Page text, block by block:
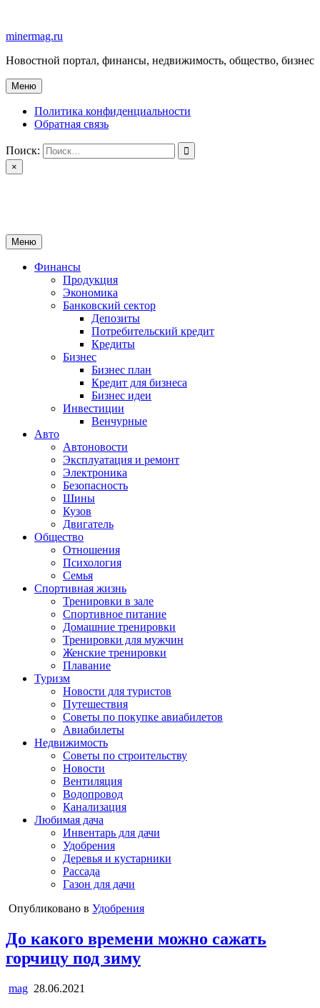
содержимому
minermag.ru
Новостной портал, финансы, недвижимость, общество, бизнес
Меню
Политика конфиденциальности
Обратная связь
Поиск:
×
Меню
Финансы
Продукция
Экономика
Банковский сектор
Депозиты
Потребительский кредит
Кредиты
Бизнес
Бизнес план
Кредит для бизнеса
Бизнес идеи
Инвестиции
Венчурные
Авто
Автоновости
Эксплуатация и ремонт
Электроника
Безопасность
Шины
Кузов
Двигатель
Общество
Отношения
Психология
Семья
Спортивная жизнь
Тренировки в зале
Спортивное питание
Домашние тренировки
Тренировки для мужчин
Женские тренировки
Плавание
Туризм
Новости для туристов
Путешествия
Советы по покупке авиабилетов
Авиабилеты
Недвижимость
Советы по строительству
Новости
Вентиляция
Водопровод
Канализация
Любимая дача
Инвентарь для дачи
Удобрения
Деревья и кустарники
Рассада
Газон для дачи
Опубликовано в Удобрения
До какого времени можно сажать
горчицу под зиму
mag 28.06.2021